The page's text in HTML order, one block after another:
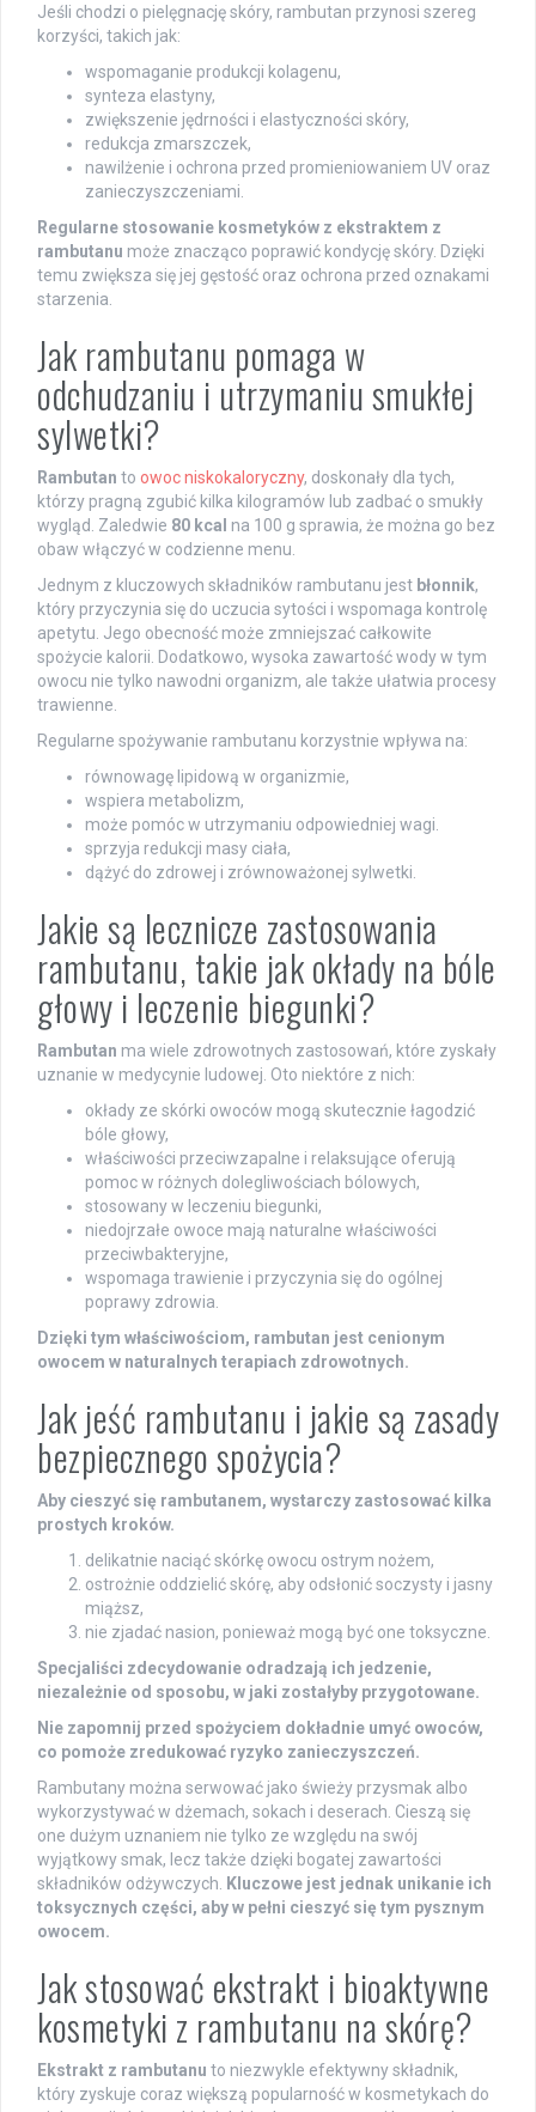
Jeśli chodzi o pielęgnację skóry, rambutan przynosi szereg
korzyści, takich jak:
wspomaganie produkcji kolagenu,
synteza elastyny,
zwiększenie jędrności i elastyczności skóry,
redukcja zmarszczek,
nawilżenie i ochrona przed promieniowaniem UV oraz
zanieczyszczeniami.
Regularne stosowanie kosmetyków z ekstraktem z
rambutanu może znacząco poprawić kondycję skóry. Dzięki
temu zwiększa się jej gęstość oraz ochrona przed oznakami
starzenia.
Jak rambutanu pomaga w
odchudzaniu i utrzymaniu smukłej
sylwetki?
Rambutan to owoc niskokaloryczny, doskonały dla tych,
którzy pragną zgubić kilka kilogramów lub zadbać o smukły
wygląd. Zaledwie 80 kcal na 100 g sprawia, że można go bez
obaw włączyć w codzienne menu.
Jednym z kluczowych składników rambutanu jest błonnik,
który przyczynia się do uczucia sytości i wspomaga kontrolę
apetytu. Jego obecność może zmniejszać całkowite
spożycie kalorii. Dodatkowo, wysoka zawartość wody w tym
owocu nie tylko nawodni organizm, ale także ułatwia procesy
trawienne.
Regularne spożywanie rambutanu korzystnie wpływa na:
równowagę lipidową w organizmie,
wspiera metabolizm,
może pomóc w utrzymaniu odpowiedniej wagi.
sprzyja redukcji masy ciała,
dążyć do zdrowej i zrównoważonej sylwetki.
Jakie są lecznicze zastosowania
rambutanu, takie jak okłady na bóle
głowy i leczenie biegunki?
Rambutan ma wiele zdrowotnych zastosowań, które zyskały
uznanie w medycynie ludowej. Oto niektóre z nich:
okłady ze skórki owoców mogą skutecznie łagodzić
bóle głowy,
właściwości przeciwzapalne i relaksujące oferują
pomoc w różnych dolegliwościach bólowych,
stosowany w leczeniu biegunki,
niedojrzałe owoce mają naturalne właściwości
przeciwbakteryjne,
wspomaga trawienie i przyczynia się do ogólnej
poprawy zdrowia.
Dzięki tym właściwościom, rambutan jest cenionym
owocem w naturalnych terapiach zdrowotnych.
Jak jeść rambutanu i jakie są zasady
bezpiecznego spożycia?
Aby cieszyć się rambutanem, wystarczy zastosować kilka
prostych kroków.
delikatnie naciąć skórkę owocu ostrym nożem,
ostrożnie oddzielić skórę, aby odsłonić soczysty i jasny
miąższ,
nie zjadać nasion, ponieważ mogą być one toksyczne.
Specjaliści zdecydowanie odradzają ich jedzenie,
niezależnie od sposobu, w jaki zostałyby przygotowane.
Nie zapomnij przed spożyciem dokładnie umyć owoców,
co pomoże zredukować ryzyko zanieczyszczeń.
Rambutany można serwować jako świeży przysmak albo
wykorzystywać w dżemach, sokach i deserach. Cieszą się
one dużym uznaniem nie tylko ze względu na swój
wyjątkowy smak, lecz także dzięki bogatej zawartości
składników odżywczych.
Kluczowe jest jednak unikanie ich
toksycznych części, aby w pełni cieszyć się tym pysznym
owocem.
Jak stosować ekstrakt i bioaktywne
kosmetyki z rambutanu na skórę?
Ekstrakt z rambutanu to niezwykle efektywny składnik,
który zyskuje coraz większą popularność w kosmetykach do